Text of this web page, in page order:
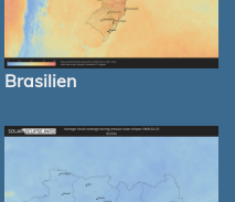
Brasilien